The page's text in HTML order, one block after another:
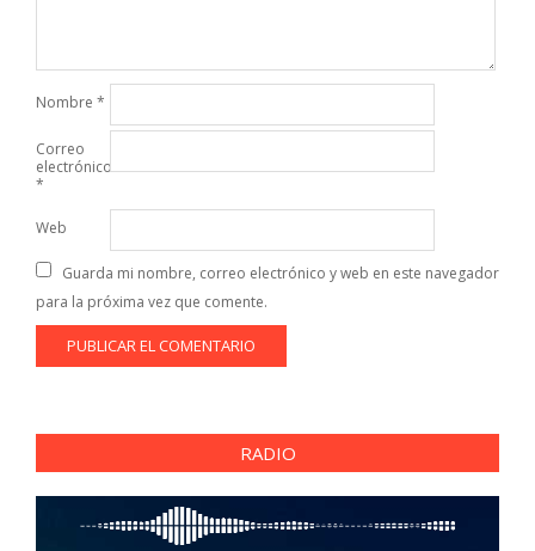
Nombre *
Correo
electrónico
*
Web
Guarda mi nombre, correo electrónico y web en este navegador
para la próxima vez que comente.
RADIO